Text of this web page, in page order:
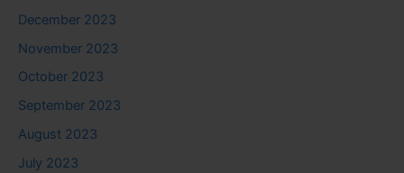
December 2023
November 2023
October 2023
September 2023
August 2023
July 2023